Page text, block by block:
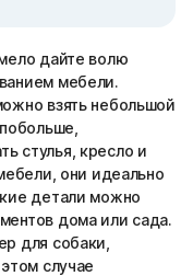
дайте волю
мебели.
взять небольшой
стулья, кресло и
они идеально
детали можно
дома или сада.
для собаки,
случае